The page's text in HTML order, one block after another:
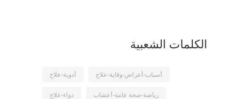
الكلمات الشعبية
أدوية-علاج أسباب-أعراض-وقاية-علاج
دواء-علاج رياضة-صحة عامة-أعشاب